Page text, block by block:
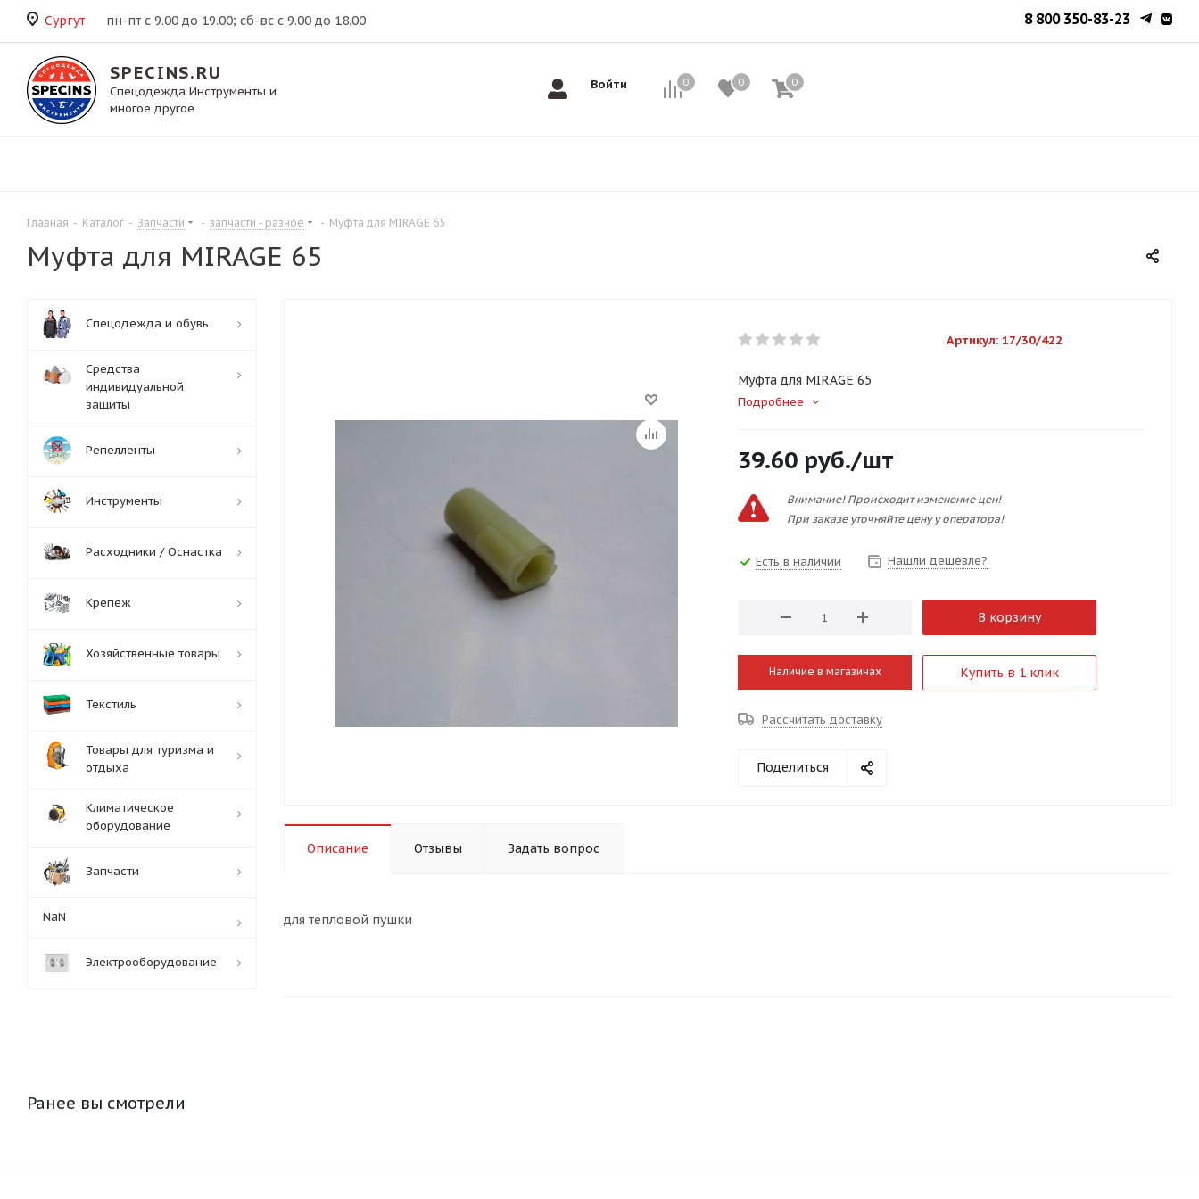
Сургут пн-пт с 9.00 до 19.00; сб-вс с 9.00 до 18.00 8 800 350-83-23
SPECINS.RU
Спецодежда Инструменты и
многое другое
Войти 0 0 0
0
Главная - Каталог - Запчасти - запчасти - разное - Муфта для MIRAGE 65
Муфта для MIRAGE 65
Артикул: 17/30/422
Муфта для MIRAGE 65
Подробнее
39.60 руб./шт
Внимание! Происходит изменение цен!
При заказе уточняйте цену у оператора!
Есть в наличии Нашли дешевле?
В корзину
Наличие в магазинах Купить в 1 клик
Рассчитать доставку
Поделиться
Описание Отзывы Задать вопрос
для тепловой пушки
Спецодежда и обувь
Средства
индивидуальной
защиты
Репелленты
Инструменты
Расходники / Оснастка
Крепеж
Хозяйственные товары
Текстиль
Товары для туризма и
отдыха
Климатическое
оборудование
Запчасти
NaN
Электрооборудование
Ранее вы смотрели